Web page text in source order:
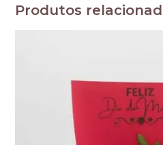
Produtos